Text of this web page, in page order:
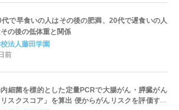
代で早食いの人はその後の肥満、20代で遅食いの人
の後の低体重と関係
法人藤田学園
前
内細菌を標的とした定量PCRで大腸がん・膵臓がん
リスクスコア」を算出 便からがんリスクを評価する